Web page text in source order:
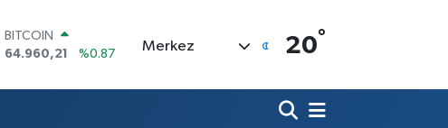
BITCOIN
64.960,21
%0.87
47,7436
%0.18
Merkez 20°